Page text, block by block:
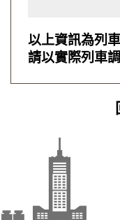
以上資訊為列
請以實際列車